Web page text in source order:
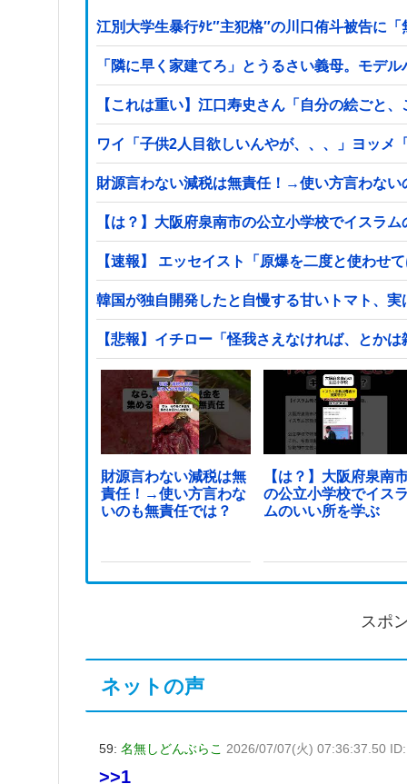
江別大学生暴行ﾀﾋ″主犯格″の川口侑斗被告に
「隣に早く家建てろ」とうるさい義母。モデ
【これは重い】江口寿史さん「自分の絵ごと
ワイ「子供2人目欲しいんやが、、、」ヨッメ
財源言わない減税は無責任！→使い方言わない
【は？】大阪府泉南市の公立小学校でイスラ
【速報】 エッセイスト「原爆を二度と使わ
韓国が独自開発したと自慢する甘いトマト、
【悲報】イチロー「怪我さえなければ、とか
財源言わない減税は無
責任！→使い方言わな
いのも無責任では？
【は？】大阪府泉南
の公立小学校でイス
ムのいい所を学ぶ
スポ
ネットの声
59: 名無しどんぶらこ 2026/07/07(火) 07:36:37.50
>>1